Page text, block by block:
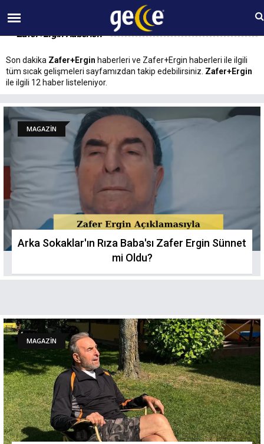
09 AĞUSTOS Pazar 12:43
Zafer+Ergin Haberleri
Son dakika Zafer+Ergin haberleri ve Zafer+Ergin haberleri ile ilgili
tüm sıcak gelişmeleri sayfamızdan takip edebilirsiniz. Zafer+Ergin
ile ilgili 12 haber listeleniyor.
MAGAZİN
Arka Sokaklar'ın Rıza Baba'sı Zafer Ergin Sünnet
mi Oldu?
MAGAZİN